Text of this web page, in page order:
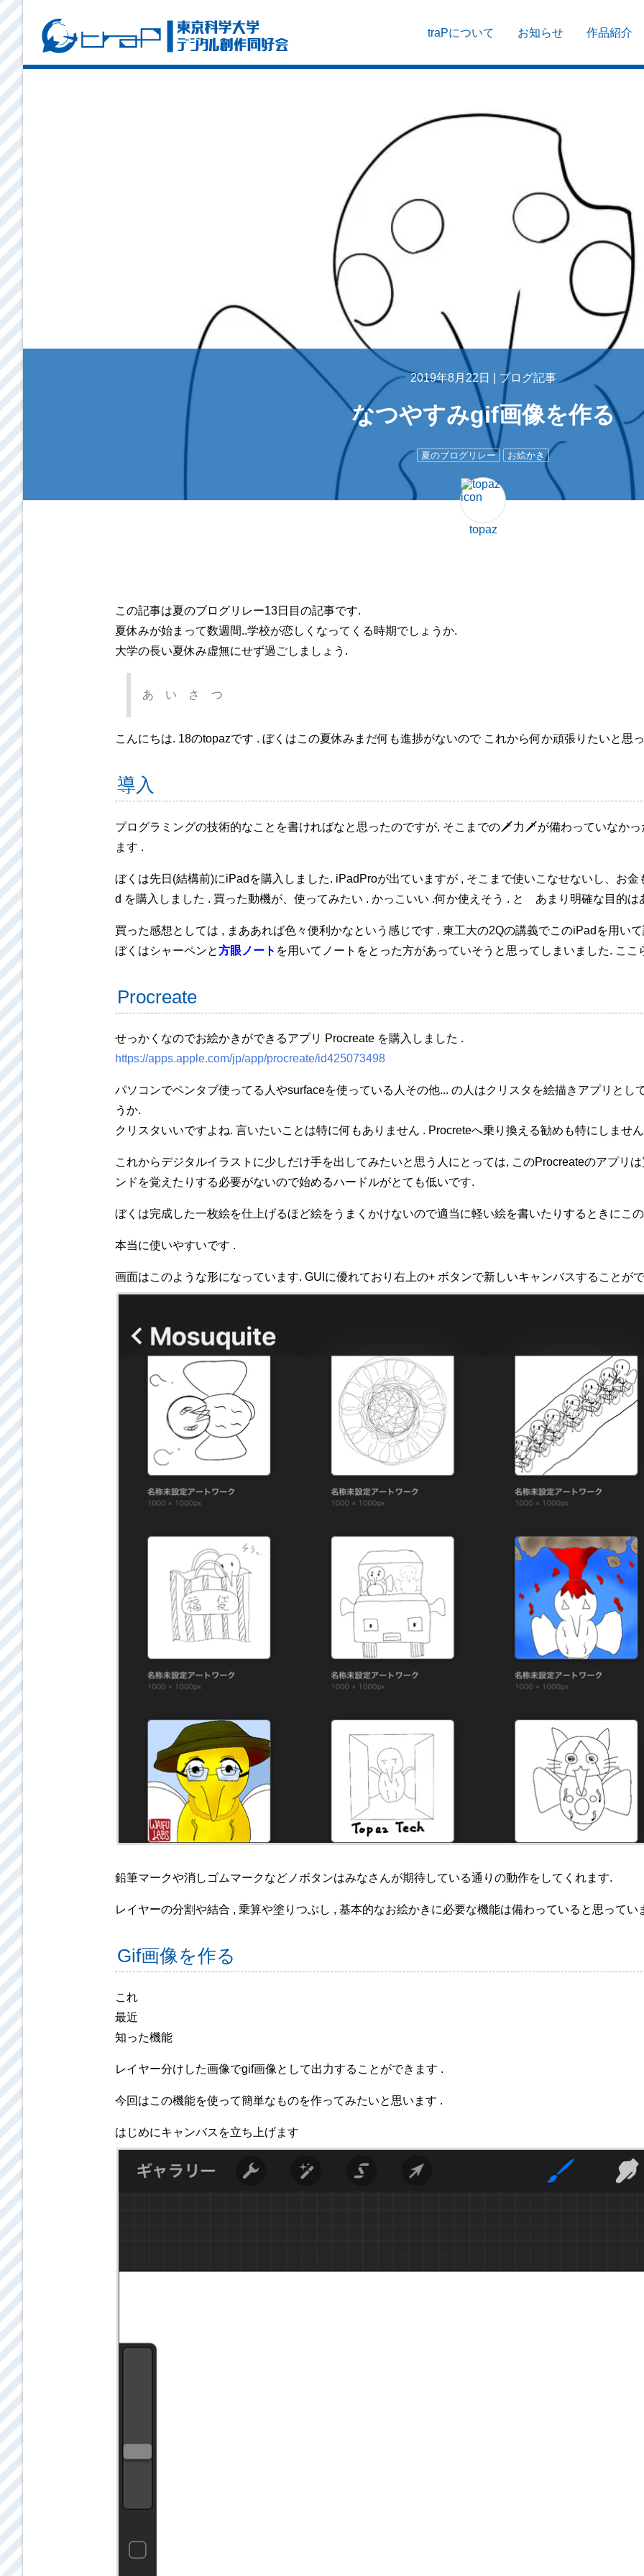
traPについて お知らせ 作品紹介
2019年8月22日 | ブログ記事
なつやすみgif画像を作る
夏のブログリレー お絵かき
topaz
この記事は夏のブログリレー13日目の記事です.
夏休みが始まって数週間..学校が恋しくなってくる時期でしょうか.
大学の長い夏休み虚無にせず過ごしましょう.
あ い さ つ
こんにちは. 18のtopazです . ぼくはこの夏休みまだ何も進捗がないので これから何か頑張りたいと思
導入
プログラミングの技術的なことを書ければなと思ったのですが, そこまでの🗡力🗡が備わっていなか
ます .
ぼくは先日(結構前)にiPadを購入しました. iPadProが出ていますが , そこまで使いこなせないし、お
d を購入しました . 買った動機が、使ってみたい . かっこいい .何か使えそう . と あまり明確な目的は
買った感想としては , まああれば色々便利かなという感じです . 東工大の2Qの講義でこのiPadを用い
ぼくはシャーペンと方眼ノート を用いてノートをとった方があっていそうと思ってしまいました. ここ
Procreate
せっかくなのでお絵かきができるアプリ Procreate を購入しました .
https://apps.apple.com/jp/app/procreate/id425073498
パソコンでペンタブ使ってる人やsurfaceを使っている人その他... の人はクリスタを絵描きアプリとし
うか.
クリスタいいですよね. 言いたいことは特に何もありません . Procreteへ乗り換える勧めも特にしませ
これからデジタルイラストに少しだけ手を出してみたいと思う人にとっては, このProcreateのアプリ
ンドを覚えたりする必要がないので始めるハードルがとても低いです.
ぼくは完成した一枚絵を仕上げるほど絵をうまくかけないので適当に軽い絵を書いたりするときにこ
本当に使いやすいです .
画面はこのような形になっています. GUIに優れており右上の+ ボタンで新しいキャンバスすることが
鉛筆マークや消しゴムマークなどノボタンはみなさんが期待している通りの動作をしてくれます.
レイヤーの分割や結合 , 乗算や塗りつぶし , 基本的なお絵かきに必要な機能は備わっていると思ってい
Gif画像を作る
これ
最近
知った機能
レイヤー分けした画像でgif画像として出力することができます .
今回はこの機能を使って簡単なものを作ってみたいと思います .
はじめにキャンバスを立ち上げます